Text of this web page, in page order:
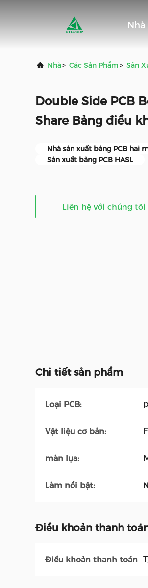
Nhà
Nhà> Các Sản Phẩm> Sản
Double Side PCB
Share Bảng điều
Nhà sản xuất bảng PCB hai
Sản xuất bảng PCB HASL
Liên hệ với chúng tôi
Chi tiết sản phẩm
Loại PCB:
Vật liệu cơ bản:
màn lụa:
Làm nổi bật:
Điều khoản thanh
Điều khoản thanh toán